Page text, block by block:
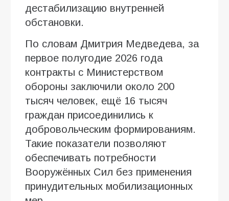
дестабилизацию внутренней
обстановки.
По словам Дмитрия Медведева, за
первое полугодие 2026 года
контракты с Министерством
обороны заключили около 200
тысяч человек, ещё 16 тысяч
граждан присоединились к
добровольческим формированиям.
Такие показатели позволяют
обеспечивать потребности
Вооружённых Сил без применения
принудительных мобилизационных